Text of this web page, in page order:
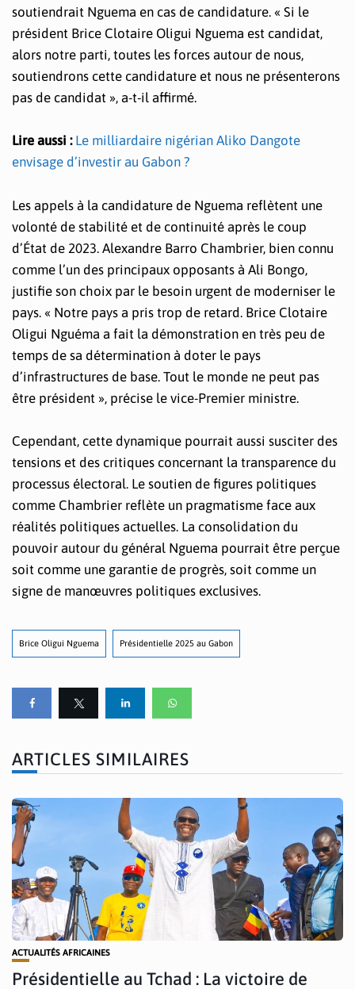
soutiendrait Nguema en cas de candidature. « Si le
président Brice Clotaire Oligui Nguema est candidat,
alors notre parti, toutes les forces autour de nous,
soutiendrons cette candidature et nous ne présenterons
pas de candidat », a-t-il affirmé.
Lire aussi : Le milliardaire nigérian Aliko Dangote
envisage d’investir au Gabon ?
Les appels à la candidature de Nguema reflètent une
volonté de stabilité et de continuité après le coup
d’État de 2023. Alexandre Barro Chambrier, bien connu
comme l’un des principaux opposants à Ali Bongo,
justifie son choix par le besoin urgent de moderniser le
pays. « Notre pays a pris trop de retard. Brice Clotaire
Oligui Nguéma a fait la démonstration en très peu de
temps de sa détermination à doter le pays
d’infrastructures de base. Tout le monde ne peut pas
être président », précise le vice-Premier ministre.
Cependant, cette dynamique pourrait aussi susciter des
tensions et des critiques concernant la transparence du
processus électoral. Le soutien de figures politiques
comme Chambrier reflète un pragmatisme face aux
réalités politiques actuelles. La consolidation du
pouvoir autour du général Nguema pourrait être perçue
soit comme une garantie de progrès, soit comme un
signe de manœuvres politiques exclusives.
Brice Oligui Nguema Présidentielle 2025 au Gabon
ARTICLES SIMILAIRES
ACTUALITÉS AFRICAINES
Présidentielle au Tchad : La victoire de